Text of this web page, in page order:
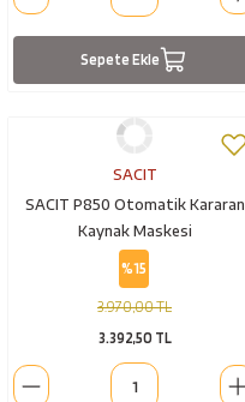
Sepete Ekle
SACIT
SACIT P850 Otomatik Kararan
Kaynak Maskesi
%15
3.970,00 TL
3.392,50 TL